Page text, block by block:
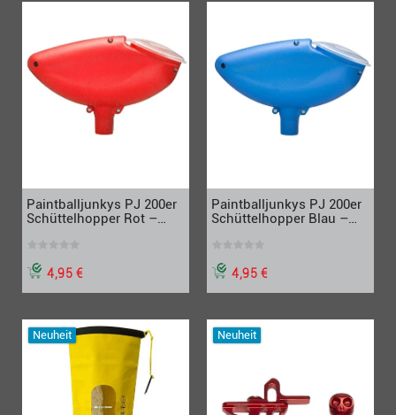
Paintballjunkys PJ 200er
Schüttelhopper Rot –
4,95 €
Paintballjunkys PJ 200er
Schüttelhopper Blau –
4,95 €
Neuheit Neuheit